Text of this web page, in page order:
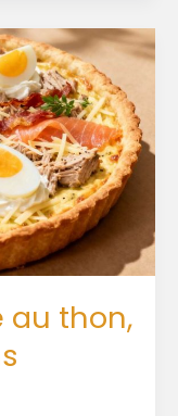
au thon,